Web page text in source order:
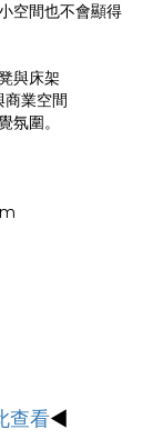
空間也不會顯得
與床架
商業空間
氛圍。
查看◀